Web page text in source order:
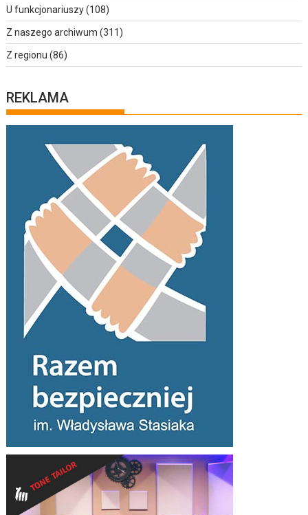
U funkcjonariuszy(108)
Z naszego archiwum (311)
Z regionu (86)
REKLAMA